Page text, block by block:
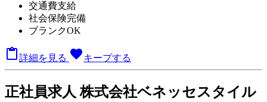
交通費支給
社会保険完備
ブランクOK
詳細を見る favoriteキープする
正社員求人 株式会社ベネッセスタイル